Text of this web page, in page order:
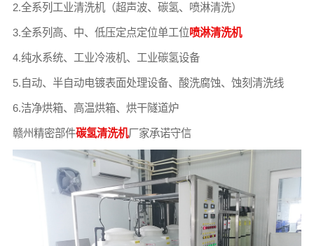
2.全系列工业清洗机（超声波、碳氢、喷淋清洗）
3.全系列高、中、低压定点定位单工位喷淋清洗机
4.纯水系统、工业冷液机、工业碳氢设备
5.自动、半自动电镀表面处理设备、酸洗腐蚀、蚀刻清洗线
6.洁净烘箱、高温烘箱、烘干隧道炉
赣州精密部件碳氢清洗机厂家承诺守信